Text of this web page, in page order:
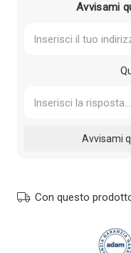
Avvisami
Con questo